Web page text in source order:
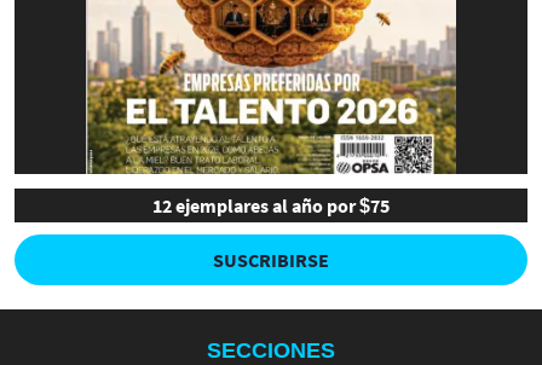
12 ejemplares al año por $75
SUSCRIBIRSE
SECCIONES